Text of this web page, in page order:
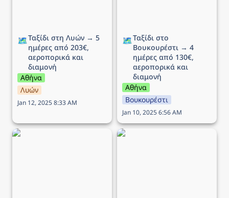
🗺️Ταξίδι στη Λυών → 5
ημέρες από 203€,
αεροπορικά και
διαμονή
Αθήνα
Λυών
Jan 12, 2025 8:33 AM
🗺️Ταξίδι στο
Βουκουρέστι → 4
ημέρες από 130€,
αεροπορικά και
διαμονή
Αθήνα
Βουκουρέστι
Jan 10, 2025 6:56 AM
Ταξίδι στο Μιλάνο → 5
Ταξίδι στην Κρακοβία →